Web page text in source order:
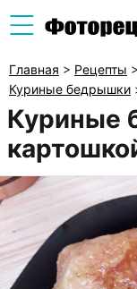
Главная > Рецепты >
Куриные бедрышки
Куриные